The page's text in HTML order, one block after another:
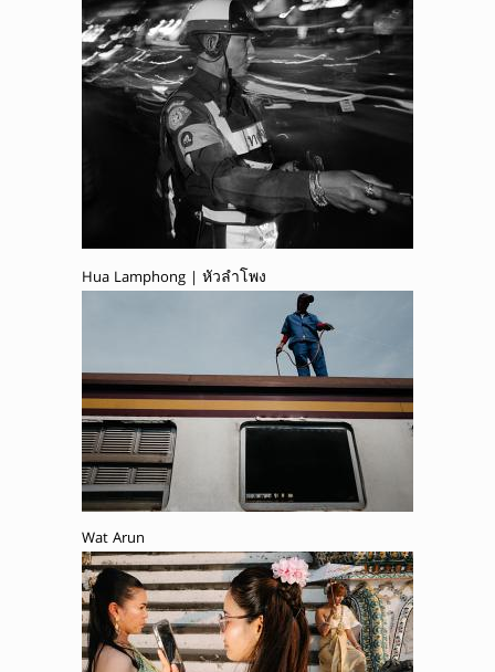
Hua Lamphong | หัวลำโพง
Wat Arun